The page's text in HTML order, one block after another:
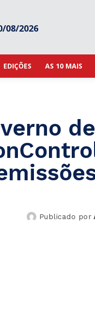
08/2026
EDIÇÕES AS 10 MAIS
Publicado por